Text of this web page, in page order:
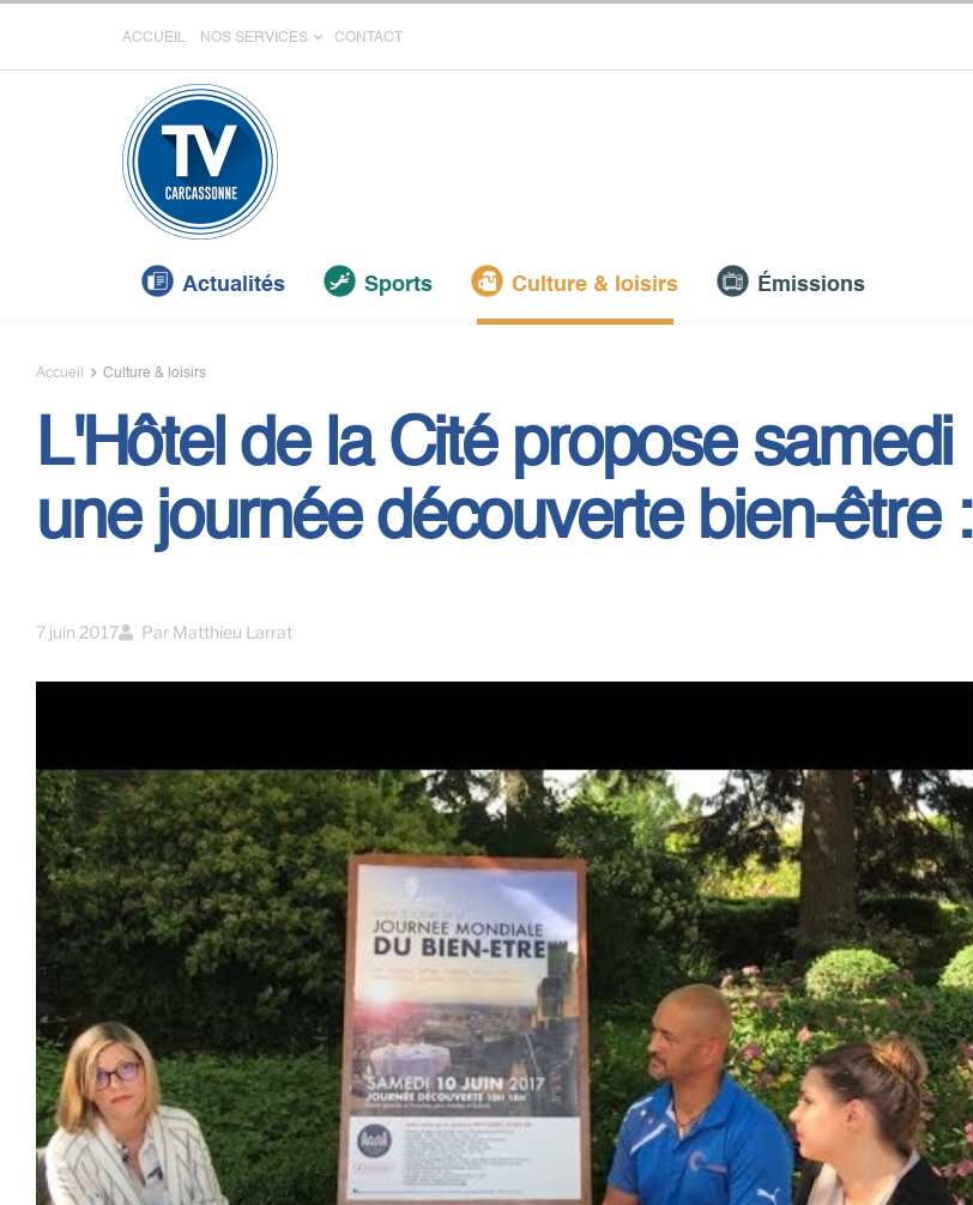
ACCUEIL NOS SERVICES CONTACT
Actualités Sports Culture & loisirs Émissions
Accueil Culture & loisirs
L'Hôtel de la Cité propose samedi
une journée découverte bien-être :
7 juin 2017 Par Matthieu Larrat